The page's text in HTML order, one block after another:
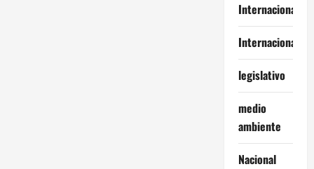
Internacional
Internacionales
legislativo
medio
ambiente
Nacional